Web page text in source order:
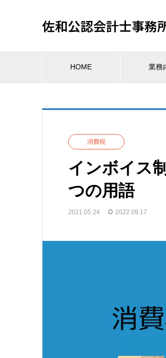
佐和公認会計士事務
HOME 業務
消費税
インボイス
つの用語
2021.05.24 2022.09.17